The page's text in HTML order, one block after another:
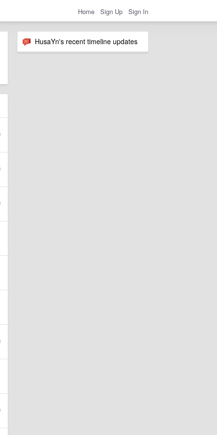
Home Sign Up Sign In
HusaYn's recent timeline updates